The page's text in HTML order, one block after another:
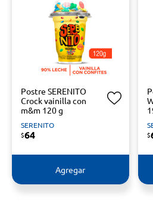
Postre SERENITO
Crock vainilla con
m&m 120 g
SERENITO
$64
Agregar
$